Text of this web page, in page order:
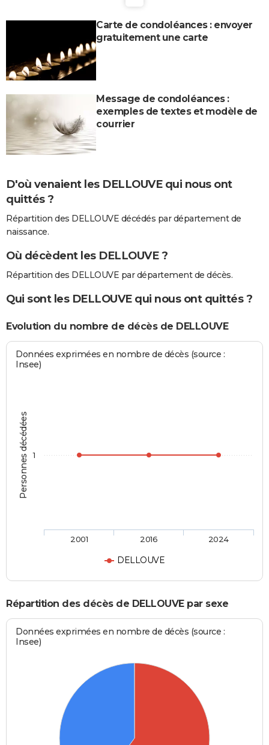
Carte de condoléances : envoyer
gratuitement une carte
Message de condoléances :
exemples de textes et modèle de
courrier
D'où venaient les DELLOUVE qui nous ont
quittés ?
Répartition des DELLOUVE décédés par département de
naissance.
Où décèdent les DELLOUVE ?
Répartition des DELLOUVE par département de décès.
Qui sont les DELLOUVE qui nous ont quittés ?
Evolution du nombre de décès de DELLOUVE
Personnes décédées
Données exprimées en nombre de décès (source :
Insee)
DELLOUVE
2001 2016 2024
1
Répartition des décès de DELLOUVE par sexe
Données exprimées en nombre de décès (source :
Insee)